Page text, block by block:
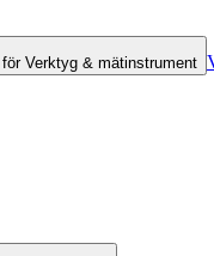
Verktyg & mätinstrument